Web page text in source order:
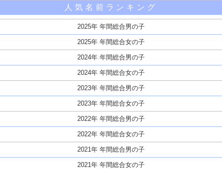
人気名前ランキング
2025年 年間総合男の子
2025年 年間総合女の子
2024年 年間総合男の子
2024年 年間総合女の子
2023年 年間総合男の子
2023年 年間総合女の子
2022年 年間総合男の子
2022年 年間総合女の子
2021年 年間総合男の子
2021年 年間総合女の子